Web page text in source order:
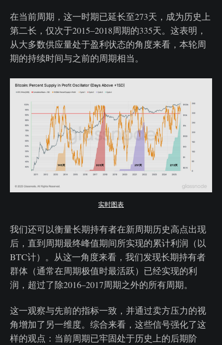
在当前周期，这一时期已延长至273天，成为历史上
第二长，仅次于2015–2018周期的335天。这表明，
从大多数供应量处于盈利状态的角度来看，本轮周
期的持续时间与之前的周期相当。
实时图表
我们还可以衡量长期持有者在新周期历史高点出现
后，直到周期最终峰值期间所实现的累计利润（以
BTC计）。从这一角度来看，我们发现长期持有者
群体（通常在周期极值时最活跃）已经实现的利
润，超过了除2016–2017周期之外的所有周期。
这一观察与先前的指标一致，并通过卖方压力的视
角增加了另一维度。综合来看，这些信号强化了这
样的观点：当前周期已牢固处于历史上的后期阶